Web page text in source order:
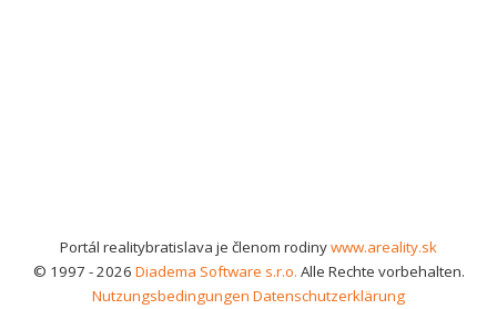
Portál realitybratislava je členom rodinywww.areality.sk
© 1997 - 2026 Diadema Software s.r.o. Alle Rechte vorbehalten.
Nutzungsbedingungen Datenschutzerklärung